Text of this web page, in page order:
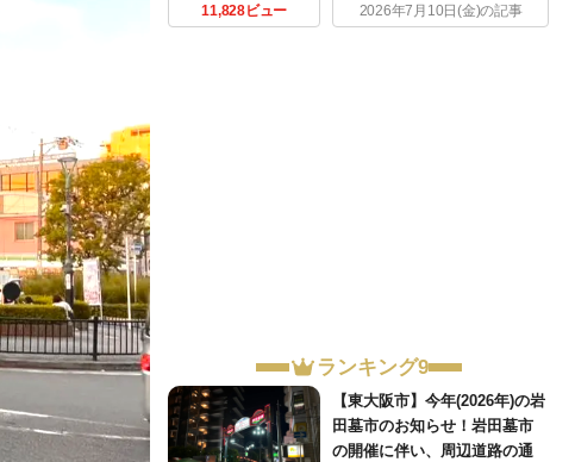
11,828ビュー 2026年7月10日(金)の記事
ランキング9
【東大阪市】今年(2026年)の岩
田墓市のお知らせ！岩田墓市
の開催に伴い、周辺道路の通